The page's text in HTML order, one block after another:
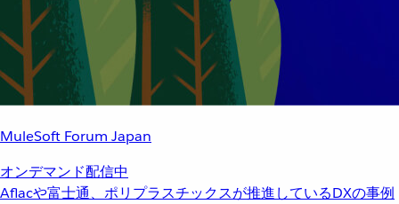
MuleSoft Forum Japan
オンデマンド配信中
Aflacや富士通、ポリプラスチックスが推進しているDXの事例